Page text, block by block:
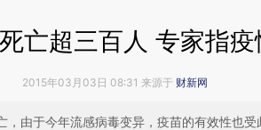
亡超三百人 专家指
2015年03月03日 08:31 来源于 财新网
由于今年流感病毒变异，疫苗的有效性也受